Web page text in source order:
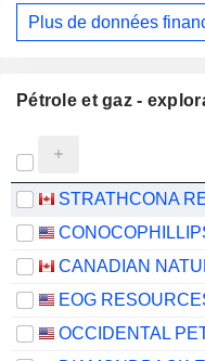
Pétrole et gaz -
EOG
Plus de données